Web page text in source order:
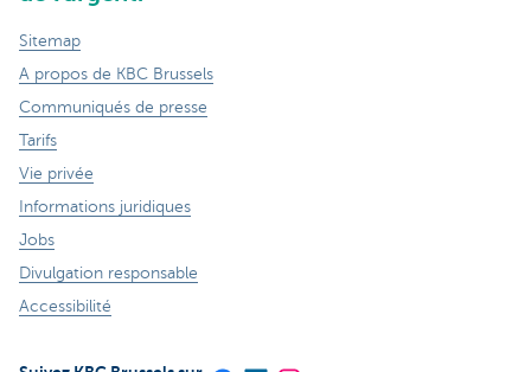
Sitemap
A propos de KBC Brussels
Communiqués de presse
Tarifs
Vie privée
Informations juridiques
Jobs
Divulgation responsable
Accessibilité